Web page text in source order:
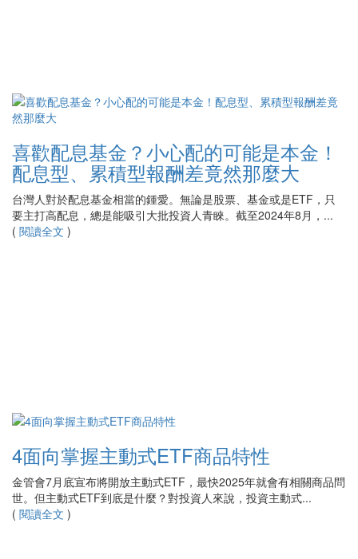
喜歡配息基金？小心配的可能是本金！
配息型、累積型報酬差竟然那麼大
台灣人對於配息基金相當的鍾愛。無論是股票、基金或是ETF，只
要主打高配息，總是能吸引大批投資人青睞。截至2024年8月，...
( 閱讀全文 )
4面向掌握主動式ETF商品特性
金管會7月底宣布將開放主動式ETF，最快2025年就會有相關商品問
世。但主動式ETF到底是什麼？對投資人來說，投資主動式...
( 閱讀全文 )